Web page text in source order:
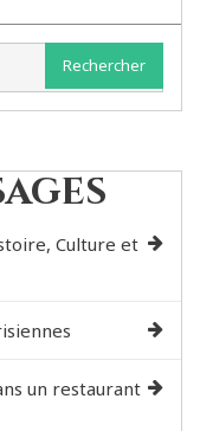
Rechercher
Culture et
un restaurant